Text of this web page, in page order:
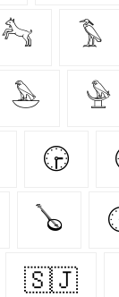
𓃚 𓅣
𓅅 𓅈
🕞
🪕
🇸🇯